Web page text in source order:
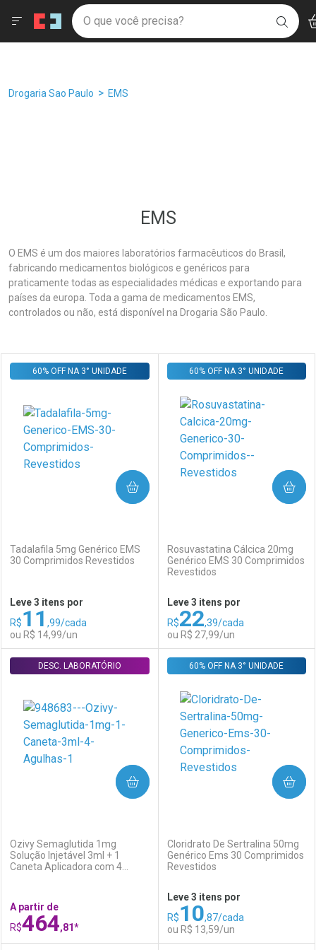
Drogaria São Paulo
Ir direto para a home
pela página
Ir direto para o conteúdo
Ir direto para a busca
Ir direto para a notificações
Faça a sua busca
O que você precisa?
Menu
Breadcrumb
Drogaria Sao Paulo EMS
EMS
O EMS é um dos maiores laboratórios farmacêuticos do Brasil,
fabricando medicamentos biológicos e genéricos para
praticamente todas as especialidades médicas e exportando para
países da europa. Toda a gama de medicamentos EMS,
controlados ou não, está disponível na Drogaria São Paulo.
Prateleira
Tadalafila 5mg Genérico EMS
30 Comprimidos Revestidos
60% OFF NA 3° UNIDADE
Leve 3 itens por
R$11 ,99/cada
ou R$ 14,99/un
COMPRAR
FECHAR
Laboratório
Ativar Desconto
Comprar sem Desconto
Por R$ 14,99/cada
FECHAR
Por Menos
Comprar sem Desconto
Por R$ 14,99/cada
Rosuvastatina Cálcica 20mg
Genérico EMS 30 Comprimidos
Revestidos
60% OFF NA 3° UNIDADE
Leve 3 itens por
R$22,39/cada
ou R$ 27,99/un
COMPRAR
Laboratório
Comprar sem Desconto
Por R$ 27,99/cada
Por Menos
Comprar sem Desconto
Por R$ 27,99/cada
Ozivy Semaglutida 1mg
Solução Injetável 3ml + 1
Caneta Aplicadora com 4
DESC. LABORATÓRIO
A partir de
R$464,81*
COMPRAR
Cloridrato De Sertralina 50mg
Genérico Ems 30 Comprimidos
Revestidos
60% OFF NA 3° UNIDADE
Leve 3 itens por
R$10,87/cada
ou R$ 13,59/un
COMPRAR
Âncoras
Filtros Ordenar por